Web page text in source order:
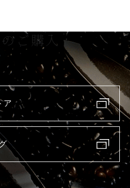
ご購入
ア